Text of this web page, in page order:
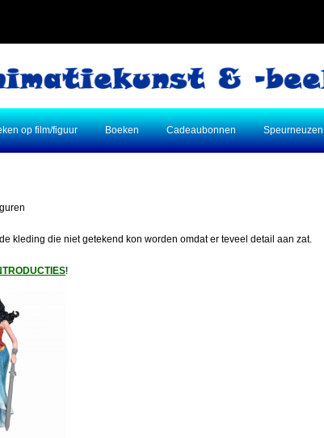
op film/figuur Boeken Cadeaubonnen Speurneuzen
kleding die niet getekend kon worden omdat er teveel detail aan zat.
!